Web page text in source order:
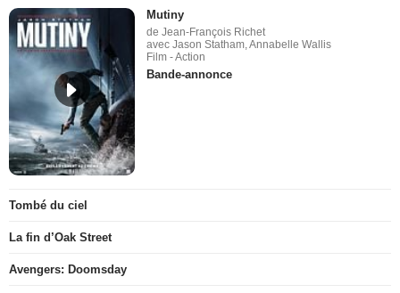
Mutiny
de Jean-François Richet
avec Jason Statham, Annabelle Wallis
Film - Action
Bande-annonce
Tombé du ciel
La fin d’Oak Street
Avengers: Doomsday